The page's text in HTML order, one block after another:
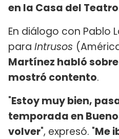
en la Casa del Teatro
En diálogo con Pablo
para Intrusos
Martínez habló
mostró contento.
"Estoy muy bien,
temporada en
volver", expresó. "Me